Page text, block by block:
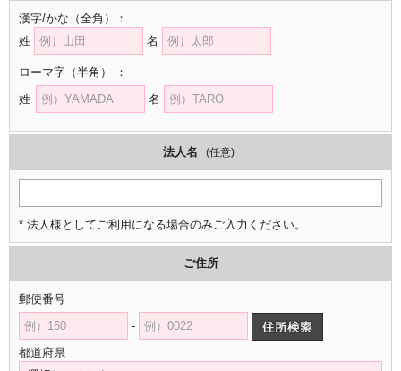
漢字/かな （全角）
：
姓
名
ローマ字 （半角）
：
姓
名
法人名 (任意)
* 法人様としてご利用になる場合のみご入力ください。
ご住所
郵便番号
-
都道府県